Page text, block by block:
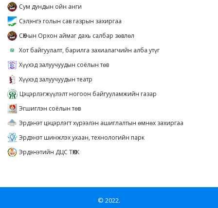
Сум дундын ойн анги
Сэлэнгэ голын сав газрын захиргаа
СӨХ-ын Орхон аймаг дахь салбар зөвлөл
Хот байгуулалт, барилга захиалагчийн алба утүг
Хүүхэд залуучуудын соёлын төв
Хүүхэд залуучуудын театр
Цэцэрлэгжүүлэлт ногоон байгууламжийн газар
Эгшиглэн соёлын төв
Эрдэнэт цэцэрлэгт хүрээлэн ашиглалтын өмнөх захиргаа
Эрдэнэт шинжлэх ухаан, технологийн парк
Эрдэнэтийн ДЦС ТӨХК
© 2022.